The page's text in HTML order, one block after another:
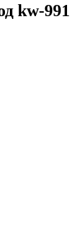
kw-991